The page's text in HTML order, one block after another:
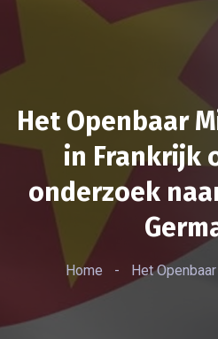
Het Openbaar
in Frankrijk
onderzoek
Home - Het